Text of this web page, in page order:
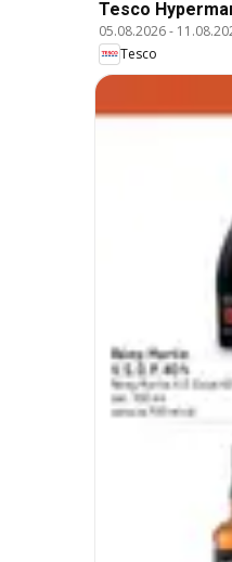
Tesco
05.08.2026-
Tesco